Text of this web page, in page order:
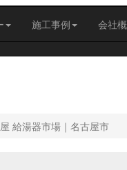
施工事例 会社
給湯器市場｜名古屋市